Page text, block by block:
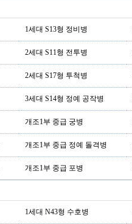
1세대 S13형 정비병
2세대 S11형 전투병
2세대 S17형 투척병
3세대 S14형 정예 공작병
개조1부 중급 궁병
개조1부 중급 정예 돌격병
개조1부 중급 포병
1세대 N43형 수호병